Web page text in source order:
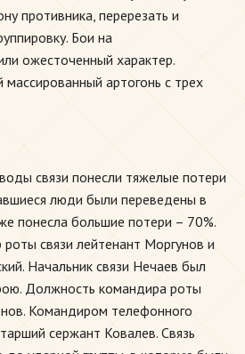
противника, перерезать и
Бои на
ожесточенный характер.
артогонь с трех
связи понесли тяжелые потери
люди были переведены в
понесла большие потери – 70%.
связи лейтенант Моргунов и
Начальник связи Нечаев был
Должность командира роты
Командиром телефонного
сержант Ковалев. Связь